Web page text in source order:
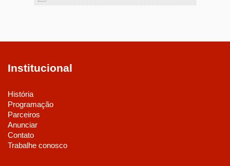
Institucional
História
Programação
Parceiros
Anunciar
Contato
Trabalhe conosco